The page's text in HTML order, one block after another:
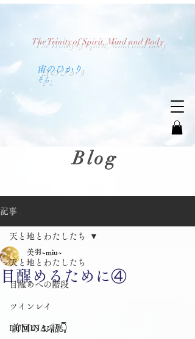
The Trinity of Spirit, Mind and Body
​宙のひかり
​そら
Blog
記事
天と地とわたしたち
目醒めへの階段
ツインレイ
LUMINAの光
天と地とわたしたち
目醒めるために④
美羽~miu~
前回のお話👇